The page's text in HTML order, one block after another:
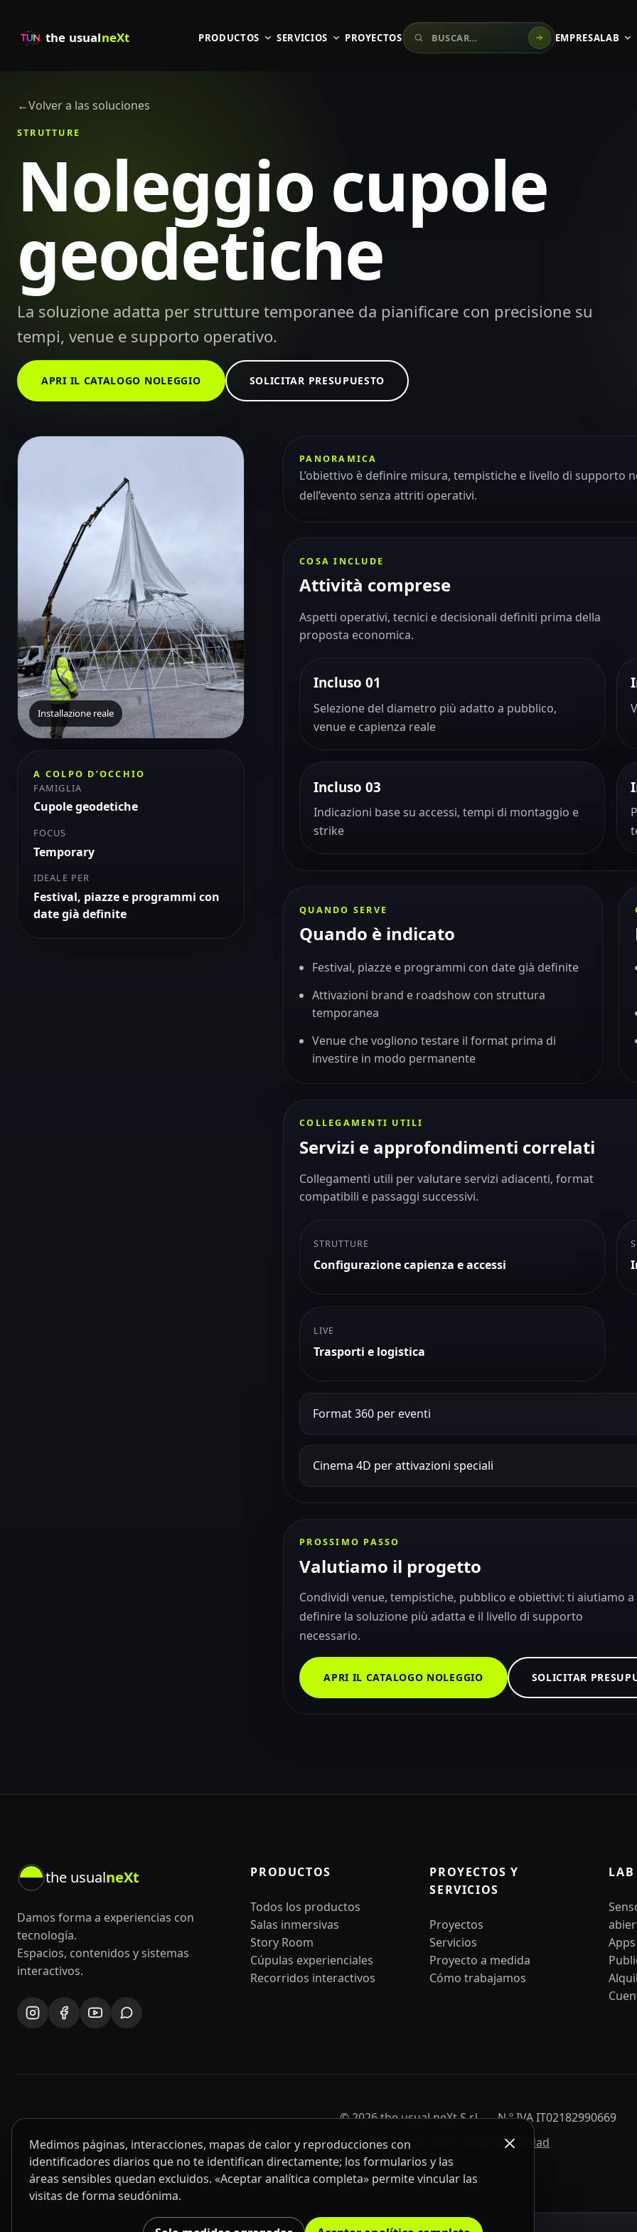
the usualneXt PRODUCTOS SERVICIOS PROYECTOSBuscar en el sitio EMPRESALAB
←Volver a las soluciones
STRUTTURE
Noleggio cupole
geodetiche
La soluzione adatta per strutture temporanee da pianificare con precisione su
tempi, venue e supporto operativo.
APRI IL CATALOGO NOLEGGIO SOLICITAR PRESUPUESTO
Installazione reale
A COLPO D’OCCHIO
FAMIGLIA
Cupole geodetiche
FOCUS
Temporary
IDEALE PER
Festival, piazze e programmi con
date già definite
PANORAMICA
L’obiettivo è definire misura, tempistiche e livello di
dell’evento senza attriti operativi.
COSA INCLUDE
Attività comprese
Aspetti operativi, tecnici e decisionali definiti prima della
proposta economica.
Incluso 01
Selezione del diametro più adatto a pubblico,
venue e capienza reale
Incluso 03
Indicazioni base su accessi, tempi di montaggio e
strike
QUANDO SERVE
Quando è indicato
Festival, piazze e programmi con date già definite
Attivazioni brand e roadshow con struttura
temporanea
Venue che vogliono testare il format prima di
investire in modo permanente
COLLEGAMENTI UTILI
Servizi e approfondimenti correlati
Collegamenti utili per valutare servizi adiacenti, format
compatibili e passaggi successivi.
STRUTTURE
Configurazione capienza e accessi
LIVE
Trasporti e logistica
Format 360 per eventi
Cinema 4D per attivazioni speciali
PROSSIMO PASSO
Valutiamo il progetto
Condividi venue, tempistiche, pubblico e obiettivi: ti aiutiamo a
definire la soluzione più adatta e il livello di supporto
necessario.
APRI IL CATALOGO NOLEGGIO SOLICITAR
the usualneXt
Damos forma a experiencias con
tecnología.
Espacios, contenidos y sistemas
interactivos.
PRODUCTOS
Todos los productos
Salas inmersivas
Story Room
Cúpulas experienciales
Recorridos interactivos
PROYECTOS Y
SERVICIOS
Proyectos
Servicios
Proyecto a medida
Cómo trabajamos
LAB
© 2026 the usual neXt S.r.l. — N.º IVA IT02182990669
Preferencias de privacidad
Medimos páginas, interacciones, mapas de calor y reproducciones con
identificadores diarios que no te identifican directamente; los formularios y las
áreas sensibles quedan excluidos. «Aceptar analítica completa» permite vincular las
visitas de forma seudónima.